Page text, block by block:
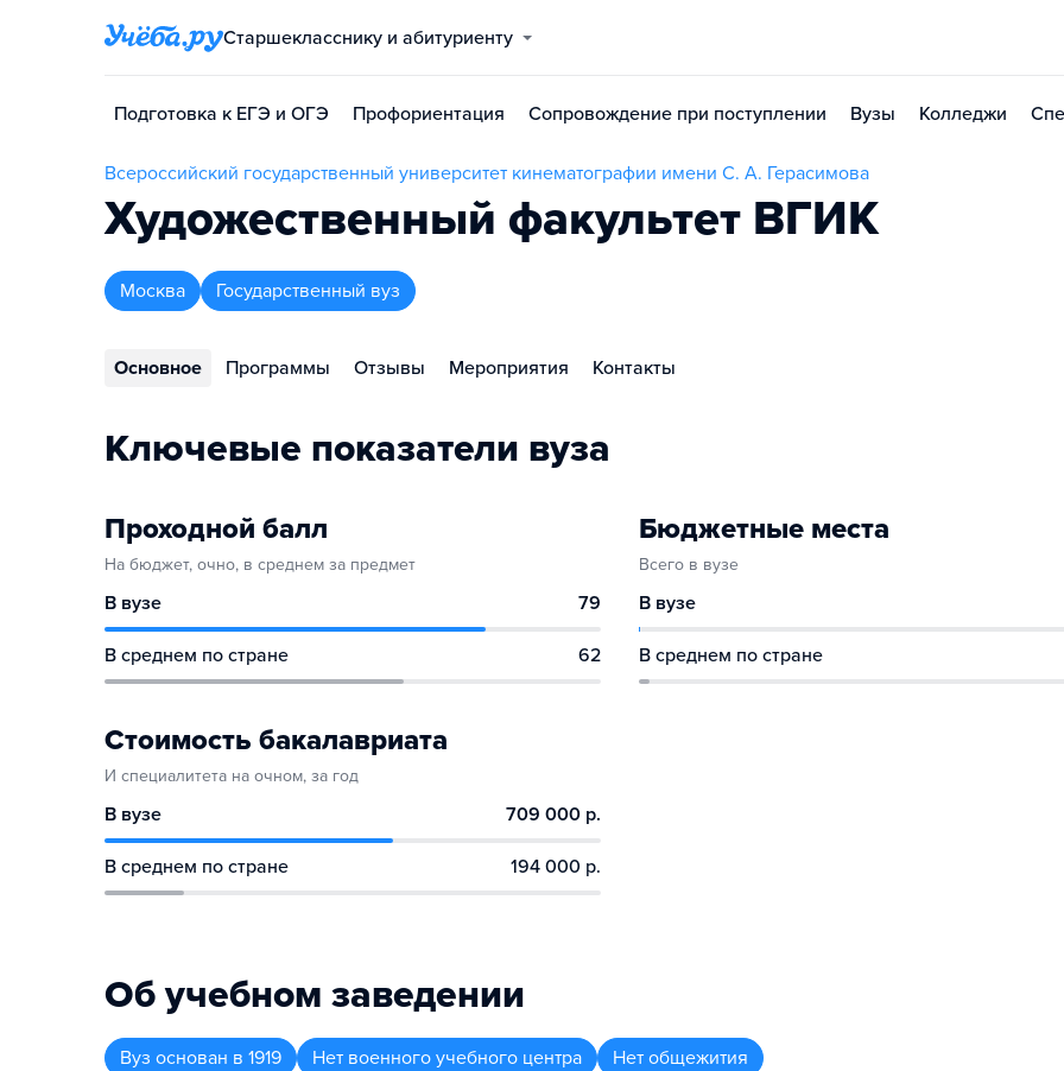
Старшекласснику и абитуриенту
Подготовка к ЕГЭ и ОГЭ Профориентация Сопровождение при поступлении Вузы Колледжи
Всероссийский государственный университет кинематографии имени С. А. Герасимова
Художественный факультет ВГИК
Москва Государственный вуз
Основное Программы Отзывы Мероприятия Контакты
Ключевые показатели вуза
Проходной балл
На бюджет, очно, в среднем за предмет
В вузе 79
В среднем по стране 62
Бюджетные места
Всего в вузе
В вузе
В среднем по стране
Стоимость бакалавриата
И специалитета на очном, за год
В вузе 709 000 р.
В среднем по стране 194 000 р.
Об учебном заведении
Вуз основан в 1919 Нет военного учебного центра Нет общежития